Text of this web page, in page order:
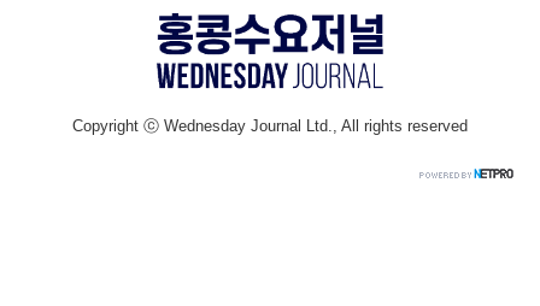
Copyright ⓒ Wednesday Journal Ltd., All rights reserved